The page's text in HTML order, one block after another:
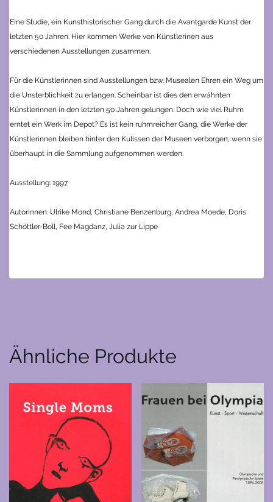
Eine Studie, ein Kunsthistorischer Gang durch die Avantgarde Kunst der
letzten 50 Jahren. Hier kommen Werke von Künstlerinen aus
verschiedenen Ausstellungen zusammen.
Für die Künstlerinnen sind Ausstellungen bzw. Musealen Ehren ein Weg um
die Unsterblichkeit zu erlangen. Scheinbar ist dies den erwähnten
Künstlerinnen in den letzten 50 Jahren gelungen. Doch wie viel Ruhm
erntet ein Werk im Depot? Es ist kein ruhmreicher Gang, die Werke der
Künstlerinnen bleiben hinter den Kulissen der Museen verborgen, wenn sie
überhaupt in die Sammlung aufgenommen werden.
Ausstellung: 1997
Autorinnen: Ulrike Mond, Christiane Benzenburg, Andrea Moede, Doris
Schöttler-Boll, Fee Magdanz, Julia zur Lippe
Ähnliche Produkte